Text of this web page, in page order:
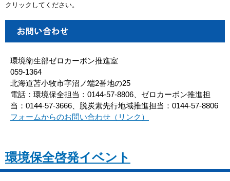
クリックしてください。
環境衛生部ゼロカーボン推進室
059-1364
北海道苫小牧市字沼ノ端2番地の25
電話：環境保全担当：0144-57-8806、ゼロカーボン推進担
当：0144-57-3666、脱炭素先行地域推進担当：0144-57-8806
フォームからのお問い合わせ（リンク）
環境保全啓発イベント